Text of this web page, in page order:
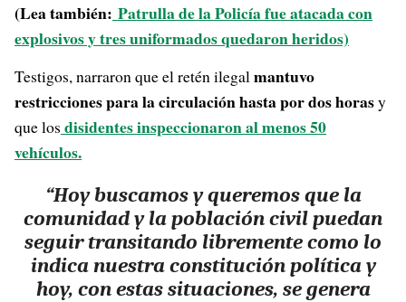
(Lea también: Patrulla de la Policía fue atacada con
explosivos y tres uniformados quedaron heridos)
Testigos, narraron que el retén ilegalmantuvo
restricciones para la circulación hasta por dos horasy
que los disidentes inspeccionaron al menos 50
vehículos.
“Hoy buscamos y queremos que la
comunidad y la población civilpuedan
seguir transitando libremente como lo
indica nuestra constitución políticay
hoy, con estas situaciones, se genera